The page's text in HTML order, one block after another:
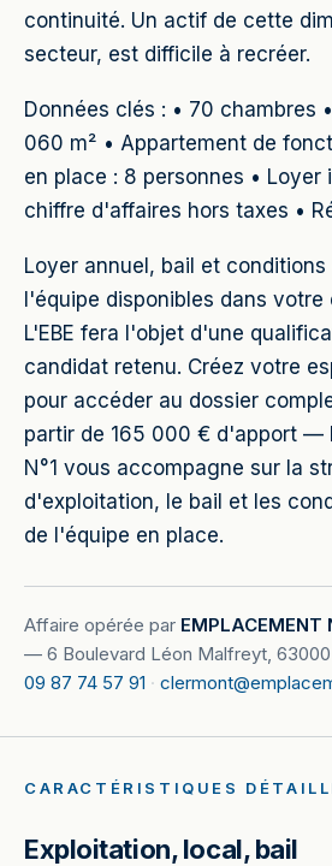
continuité. Un actif de cette
secteur, est difficile à recréer.
Données clés : • 70 chambres
060 m² • Appartement de
en place : 8 personnes • Loyer
chiffre d'affaires hors taxes •
Loyer annuel, bail et conditions
l'équipe disponibles dans
L'EBE fera l'objet d'une
candidat retenu. Créez votre
pour accéder au dossier
partir de 165 000 € d'apport —
N°1 vous accompagne sur la
d'exploitation, le bail et les
de l'équipe en place.
Affaire opérée par EMPLACEMENT
— 6 Boulevard Léon Malfreyt,
09 87 74 57 91 ·
CARACTÉRISTIQUES
Exploitation, local, bail